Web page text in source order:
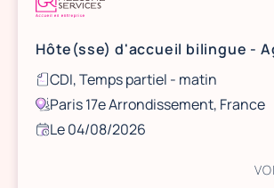
CDI, Temps partiel - matin
Paris 17e Arrondissement, France
Le 04/08/2026